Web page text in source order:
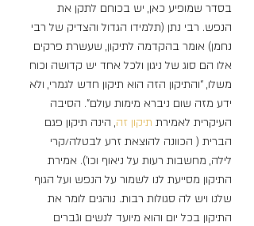
בסדר שמופיע כאן, יש בכוחם לתקן את
הנפש. רבי נתן (תלמידו הגדול והצדיק של רבי
נחמן) אומר בהקדמה לתיקון, שעשרת פרקים
אלו הם סוג של ניגון ולכל אחד יש קדושה וכוח
משלו, “והתיקון הזה הוא תיקון חדש לגמרי, ולא
ידע מזה שום ניברא מימות עולם”. הסיבה
העיקרית לאמירת תיקון זה, הינה תיקון פגם
הברית ( הכוונה להוצאת זרע לבטלה/קרי
לילה, מחשבות רעות על ניאוף וכו’). אמירת
התיקון מסייעת לנו לשמור על הנפש ועל הגוף
שלנו ויש לה סגולות רבות. נוהגים לומר את
התיקון בכל יום והוא מיועד לנשים וגברים